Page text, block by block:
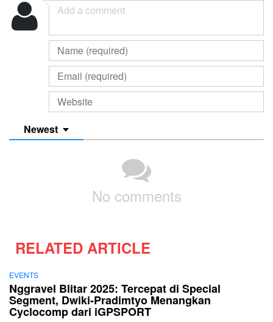
Newest
No comments
RELATED ARTICLE
EVENTS
Nggravel Blitar 2025: Tercepat di Special
Segment, Dwiki-Pradimtyo Menangkan
Cyclocomp dari iGPSPORT